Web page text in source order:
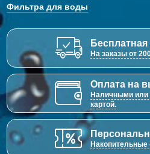
Фильтра для воды
Бесплатная
На заказы от
Оплата на
Наличными или
картой.
Накопительные